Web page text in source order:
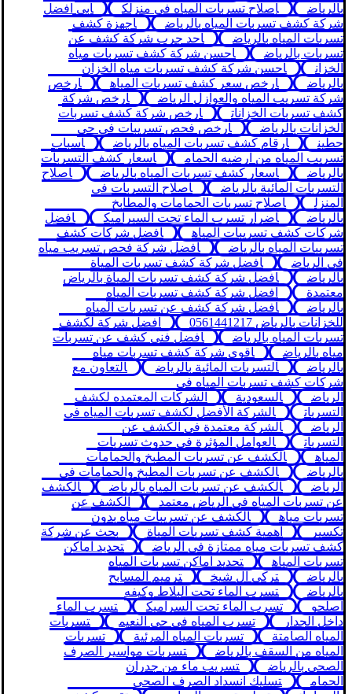
بالرياض
إصلاح تسربات المياه في منزلك
ابي افضل
شركة كشف تسربات المياه بالرياض
اجهزة كشف
تسربات المياه بالرياض
احد جرب شركة كشف عن
تسربات بالرياض
احسن شركة كشف تسربات مياه
الخزان
احسن شركة كشف تسربات مياه الخزان
بالرياض
ارخص سعر كشف تسربات المياه
ارخص
شركة تسريب المياه والعوازل الرياض
ارخص شركة
كشف تسربات الخزانات
ارخص شركة كشف تسربات
الخزانات بالرياض
ارخص فحص تسريبات في حي
حطين
ارقام كشف تسربات المياه بالرياض
اسباب
تسريب المياه من ارضيه الحمام
اسعار كشف التسربات
بالرياض
اسعار كشف تسربات المياه بالرياض
اصلاح
التسربات المائية بالرياض
اصلاح التسربات في
المنزل
اصلاح تسربات الحمامات والمطابخ
بالرياض
اضرار تسرب الماء تحت السيراميك
افضل
شركات كشف تسريبات المياه
افضل شركات كشف
تسريبات المياه بالرياض
افضل شركة فحص تسريب مياه
في الرياض
افضل شركة كشف تسربات المياة
بالرياض
افضل شركة كشف تسربات المياة بالرياض
معتمدة
افضل شركة كشف تسربات المياه
بالرياض
افضل شركة كشف عن تسربات المياه
للخزانات بالرياض 0561441217
افضل شركة لكشف
تسربات المياه بالرياض
افضل فني كشف عن تسربات
مياه بالرياض
اقوى شركة كشف تسربات مياه
بالرياض
التسربات المائية بالرياض
التعاون مع
شركات كشف تسربات المياه في
الرياض
السعودية
الشركات المعتمده لكشف
التسربات
الشركة الأفضل لكشف تسربات المياه في
الرياض
الشركة معتمدة في الكشف عن
التسربات
العوامل المؤثرة في حدوث تسربات
المياه
الكشف عن تسربات المطبخ والحمامات
بالرياض
الكشف عن تسربات المطبخ والحمامات في
الرياض
الكشف عن تسربات المياه بالرياض
الكشف
عن تسربات المياه في الرياض معتمد
الكشف عن
تسربات مياه
الكشف عن تسريبات مياه بدون
تكسير
اهمية كشف تسربات المياة
بحث عن شركة
كشف تسربات مياه ممتازة في الرياض
تحديد اماكن
تسربات المياه
تحديد اماكن تسربات المياه
بالرياض
تركي ال شيخ
ترميم المسابح
بالرياض
تسرب الماء تحت البلاط وكيفه
اصلحو
تسرب الماء تحت السراميك
تسرب الماء
داخل الجدار
تسرب المياه في حى النعيم
تسربات
المياه الصامتة
تسربات المياه المرئية
تسربات
المياه من السقف بالرياض
تسربات مواسير الصرف
الصحي بالرياض
تسريب ماء من جدران
الحمام
تسليك انسداد الصرف الصحي